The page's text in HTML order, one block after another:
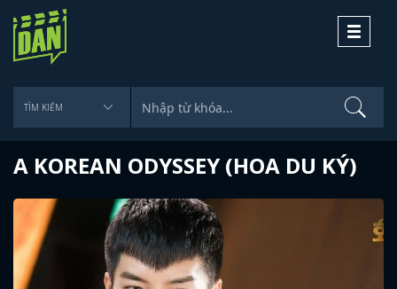
Toggle
A KOREAN ODYSSEY (HOA DU KÝ)